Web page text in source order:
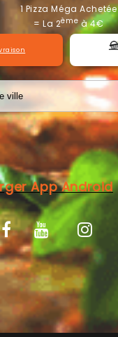
1 Pizza Méga Achetée
= La 2èmeà 4€
App Android